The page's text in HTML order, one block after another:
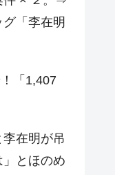
「李在明
「1,407
在明が吊
とほのめ